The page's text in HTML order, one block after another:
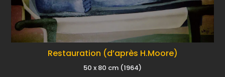
Restauration (d’après H.Moore)
50 x 80 cm (1964)